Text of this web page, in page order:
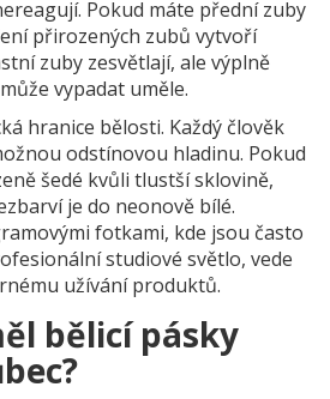
Pokud máte přední zuby
přirozených zubů vytvoří
zuby zesvětlají, ale výplně
vypadat uměle.
hranice bělosti. Každý člověk
odstínovou hladinu. Pokud
šedé kvůli tlustší sklovině,
je do neonově bílé.
fotkami, kde jsou často
studiové světlo, vede
užívání produktů.
bělicí pásky